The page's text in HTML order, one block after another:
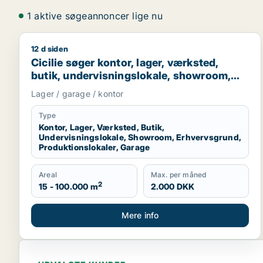
1 aktive søgeannoncer lige nu
Cicilie søger kontor, lager, værksted, butik,
12 d siden
Cicilie søger kontor, lager, værksted,
butik, undervisningslokale, showroom,
erhvervsgrund, produktionslokaler eller
garage til leje i Region Sjælland eller
Nordsjælland
Lager / garage / kontor
Type
Kontor, Lager, Værksted, Butik,
Undervisningslokale, Showroom, Erhvervsgrund,
Produktionslokaler, Garage
Areal
15 - 100.000 m2
Max. per måned
2.000 DKK
Mere info